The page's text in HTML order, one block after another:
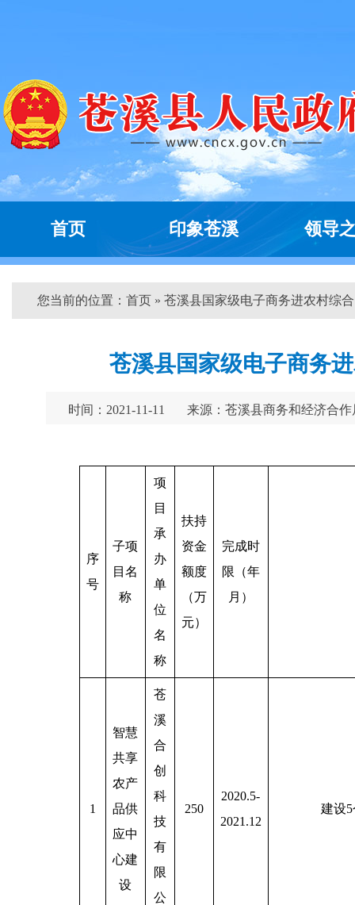
首页 印象苍溪 领导
您当前的位置： 首页 » 苍溪县国家级电子商务进农村综
苍溪县国家级电子商务
时间：2021-11-11 来源：苍溪县商务和经济合作
序
号
子项
目名
称
项
目
承
办
单
位
名
称
扶持
资金
额度
（万
元）
完成时
限（年
月）
1
智慧
共享
农产
品供
应中
心建
设
苍
溪
合
创
科
技
有
限
公
250
2020.5-
2021.12
建设